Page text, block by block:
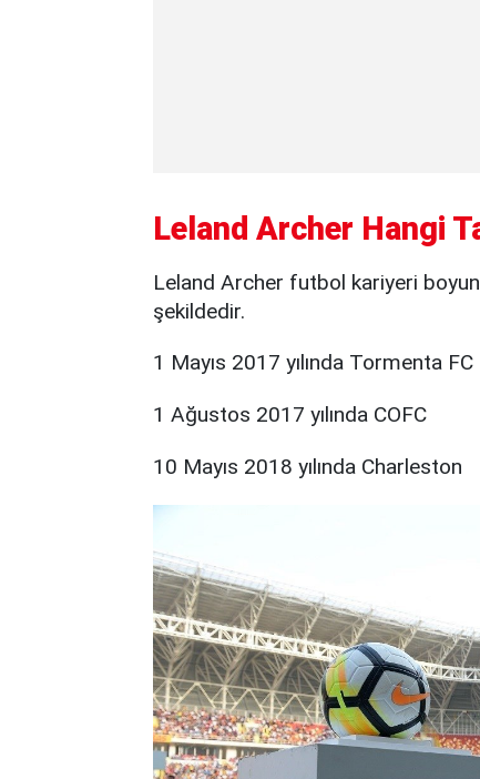
Leland Archer Hangi
Leland Archer futbol kariyeri
şekildedir.
1 Mayıs 2017 yılında Tormenta FC
1 Ağustos 2017 yılında COFC
10 Mayıs 2018 yılında Charleston